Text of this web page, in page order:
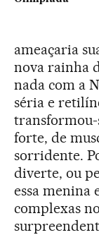
ameaçaria
nova rainha
nada com a
séria e
transformou-
forte, de
sorridente.
diverte, ou
essa menina
complexas